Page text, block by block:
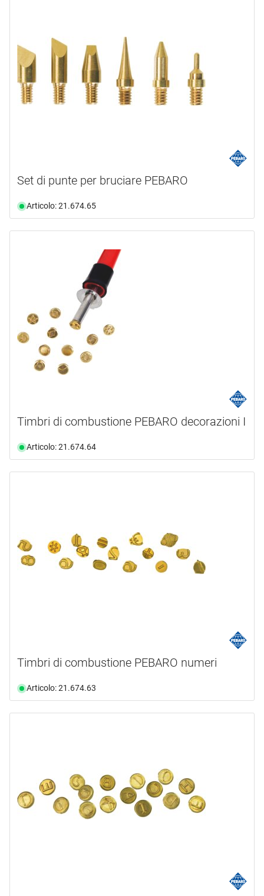
Set di punte per bruciare PEBARO
Articolo: 21.674.65
Timbri di combustione PEBARO decorazioni I
Articolo: 21.674.64
Timbri di combustione PEBARO numeri
Articolo: 21.674.63